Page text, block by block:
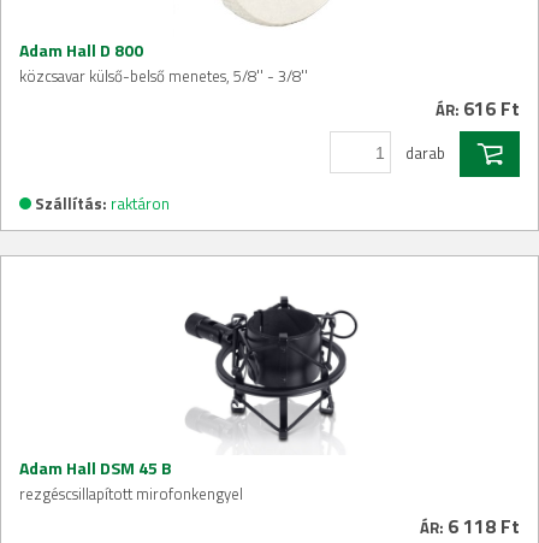
Adam Hall D 800
közcsavar külső-belső menetes, 5/8'' - 3/8''
ÁR: 616 Ft
darab
Szállítás: raktáron
Adam Hall DSM 45 B
rezgéscsillapított mirofonkengyel
ÁR: 6 118 Ft